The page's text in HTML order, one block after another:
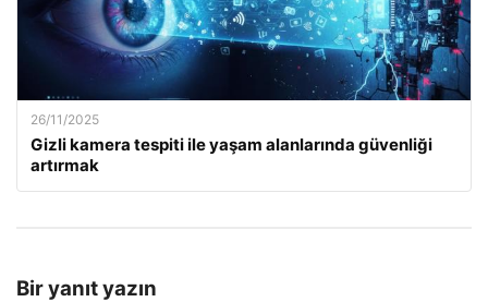
26/11/2025
Gizli kamera tespiti ile yaşam alanlarında güvenliği
artırmak
Bir yanıt yazın